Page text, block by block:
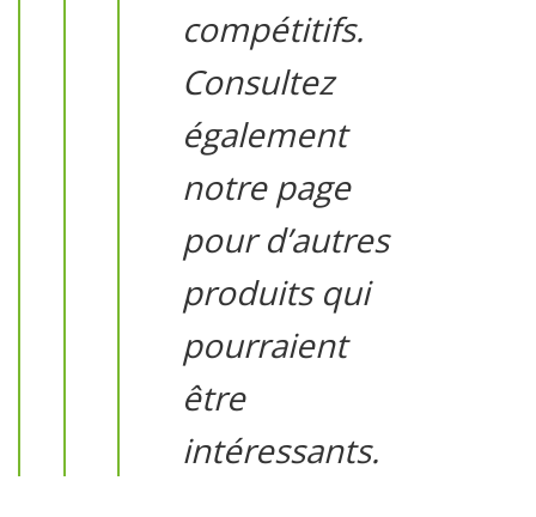
compétitifs.
Consultez
également
notre page
pour d’autres
produits qui
pourraient
être
intéressants.